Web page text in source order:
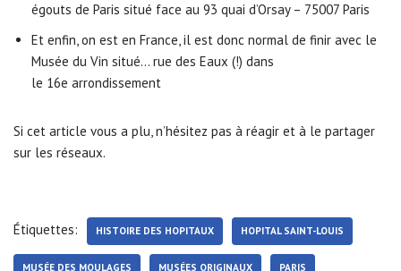
égouts de Paris situé face au 93 quai d’Orsay – 75007 Paris
Et enfin, on est en France, il est donc normal de finir avec le
Musée du Vin situé… rue des Eaux (!) dans
le 16e arrondissement
Si cet article vous a plu, n’hésitez pas à réagir et à le partager
sur les réseaux.
Étiquettes: HISTOIRE DES HOPITAUX HOPITAL SAINT-LOUIS
MUSÉE DES MOULAGES MUSÉES ORIGINAUX PARIS